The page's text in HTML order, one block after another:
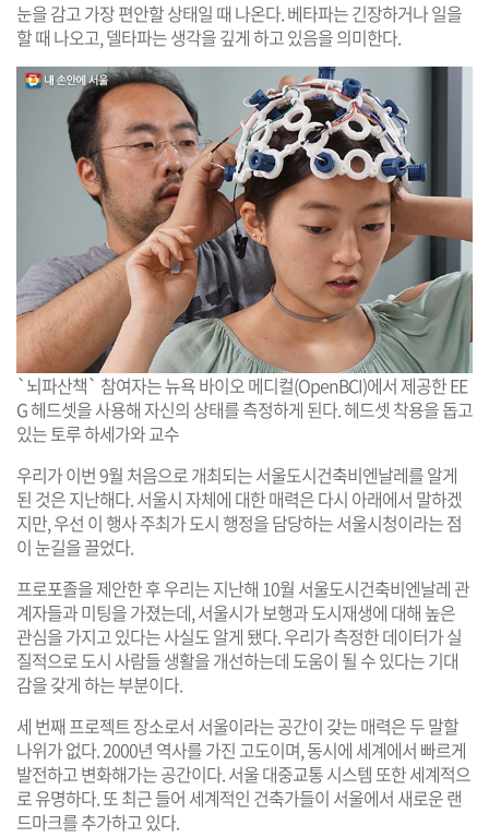
눈을 감고 가장 편안할 상태일 때 나온다. 베타파는 긴장하거나 일을
할 때 나오고, 델타파는 생각을 깊게 하고 있음을 의미한다.
`뇌파산책` 참여자는 뉴욕 바이오 메디컬(OpenBCI)에서 제공한 EE
G 헤드셋을 사용해 자신의 상태를 측정하게 된다. 헤드셋 착용을 돕고
있는 토루 하세가와 교수
우리가 이번 9월 처음으로 개최되는 서울도시건축비엔날레를 알게
된 것은 지난해다. 서울시 자체에 대한 매력은 다시 아래에서 말하겠
지만, 우선 이 행사 주최가 도시 행정을 담당하는 서울시청이라는 점
이 눈길을 끌었다.
프로포졸을 제안한 후 우리는 지난해 10월 서울도시건축비엔날레 관
계자들과 미팅을 가졌는데, 서울시가 보행과 도시재생에 대해 높은
관심을 가지고 있다는 사실도 알게 됐다. 우리가 측정한 데이터가 실
질적으로 도시 사람들 생활을 개선하는데 도움이 될 수 있다는 기대
감을 갖게 하는 부분이다.
세 번째 프로젝트 장소로서 서울이라는 공간이 갖는 매력은 두 말할
나위가 없다. 2000년 역사를 가진 고도이며, 동시에 세계에서 빠르게
발전하고 변화해가는 공간이다. 서울 대중교통 시스템 또한 세계적으
로 유명하다. 또 최근 들어 세계적인 건축가들이 서울에서 새로운 랜
드마크를 추가하고 있다.